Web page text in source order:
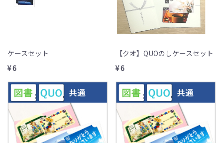
ケースセット
¥ 6
【クオ】QUOのしケースセット
¥ 6